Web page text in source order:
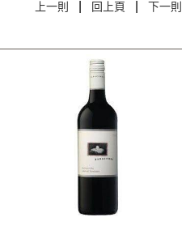
上一則 回上頁 下一則